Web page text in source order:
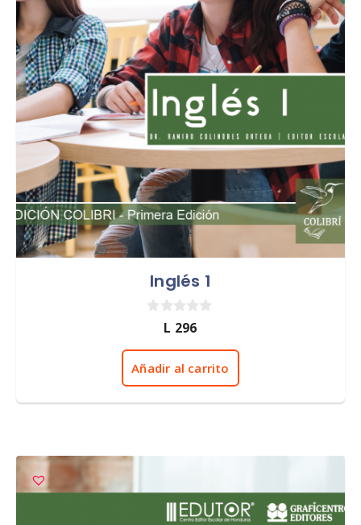
Inglés 1
e
L 296
Añadir al carrito